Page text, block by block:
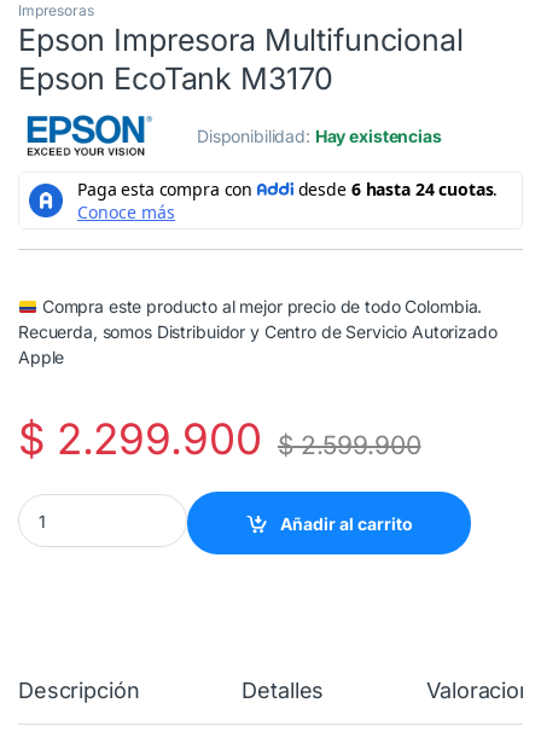
Impresoras
Epson Impresora Multifuncional
Epson EcoTank M3170
Disponibilidad: Hay existencias
Compra este producto al mejor precio de todo Colombia.
Recuerda, somos Distribuidor y Centro de Servicio Autorizado
Apple
$ 2.299.900 $2.599.900
Epson Impresora Multifuncional Epson EcoTank M3170 quantity
Añadir al carrito
Descripción Detalles